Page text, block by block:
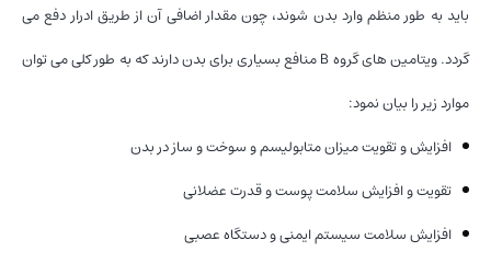
باید به طور منظم وارد بدن شوند، چون مقدار اضافی آن از طریق ادرار دفع می
گردد. ویتامین های گروه B منافع بسیاری برای بدن دارند که به طور کلی می توان
موارد زیر را بیان نمود:
افزایش و تقویت میزان متابولیسم و سوخت و ساز در بدن
تقویت و افزایش سلامت پوست و قدرت عضلانی
افزایش سلامت سیستم ایمنی و دستگاه عصبی